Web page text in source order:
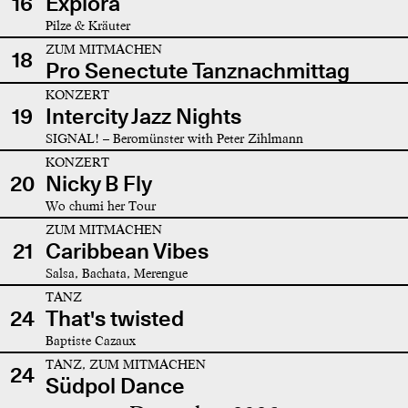
Pilze & Kräuter
18 ZUM MITMACHEN
Pro Senectute Tanznachmittag
19
KONZERT
Intercity Jazz Nights
SIGNAL! – Beromünster with Peter Zihlmann
20
KONZERT
Nicky B Fly
Wo chumi her Tour
21
ZUM MITMACHEN
Caribbean Vibes
Salsa, Bachata, Merengue
24
TANZ
That's twisted
Baptiste Cazaux
24 TANZ, ZUM MITMACHEN
Südpol Dance